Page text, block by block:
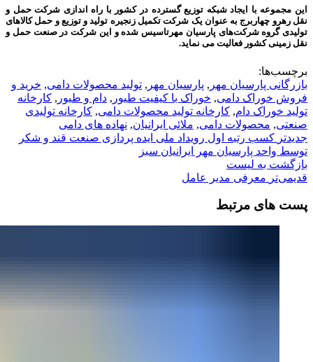
این مجموعه با ایجاد شبکه توزیع گسترده در کشور با راه اندازی شرکت حمل و
نقل رهرو چهاربرج به عنوان یک شرکت تکمیل زنجیره تولید و توزیع و حمل کالاهای
تولیدی گروه شرکت‌های پارسیان مهرتاسیس شده و این شرکت در صنعت حمل و
نقل زمینی کشور فعالیت می نماید.
برچسب‌ها:
بازرگانی پارسیان مهر , پارسیان مهر , تولید محصولات دامی, خرید و
فروش خوراک دامی, خوراک با کیفیت طیور , دام و طیور , کارخانه
تولید خوراک دام, کارخانه تولید محصولات دامی, کارخانه تولیدی
صنعتی, محصولات دامی, ملائی ایرانیان, نهاده های دامی
جدیدتر کسب رتبه اول رویداد ملی ایده پردازی صنعت قند و شکر
توسط واحد پارسیان مهر ایرانیان سبز
بازگشت به لیست
قدیمی‌تر معرفی مدیر عامل
پست های مرتبط